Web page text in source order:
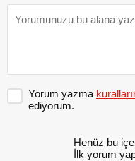
Yorum yazma
ediyorum.
Henüz bu
İlk yorum